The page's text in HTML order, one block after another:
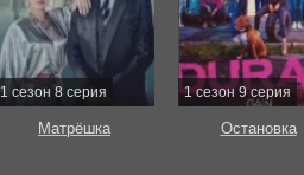
1 сезон 8 серия
Матрёшка
1 сезон 9 серия
Остановка